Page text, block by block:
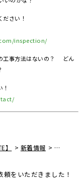
さい！
inspection/
工事方法はないの？ どん
】 > 新着情報 > 広島県東
をいただきました！